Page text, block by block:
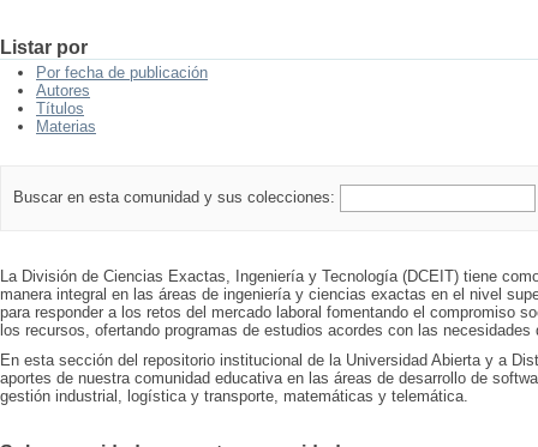
Listar por
Por fecha de publicación
Autores
Títulos
Materias
Buscar en esta comunidad y sus colecciones:
La División de Ciencias Exactas, Ingeniería y Tecnología (DCEIT) tiene
manera integral en las áreas de ingeniería y ciencias exactas en el nivel
para responder a los retos del mercado laboral fomentando el compromiso
los recursos, ofertando programas de estudios acordes con las
En esta sección del repositorio institucional de la Universidad Abierta y a
aportes de nuestra comunidad educativa en las áreas de desarrollo de
gestión industrial, logística y transporte, matemáticas y telemática.